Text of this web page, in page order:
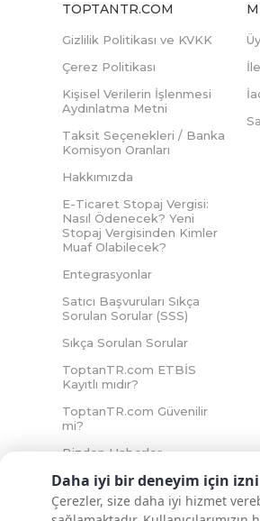
Daha iyi bir deneyim için
Çerezler, size daha iyi hizmet
TOPTANTR.COM
Gizlilik Politikası ve KVKK
Çerez Politikası
Kişisel Verilerin İşlenmesi
Aydınlatma Metni
Taksit Seçenekleri / Banka
Komisyon Oranları
Hakkımızda
E-Ticaret Stopaj Vergisi:
Nasıl Ödenecek? Yeni
Stopaj Vergisinden Kimler
Muaf Olabilecek?
Entegrasyonlar
Satıcı Başvuruları Sıkça
Sorulan Sorular (SSS)
Sıkça Sorulan Sorular
ToptanTR.com ETBİS
Kayıtlı mıdır?
ToptanTR.com Güvenilir
mi?
Bizden Haberler